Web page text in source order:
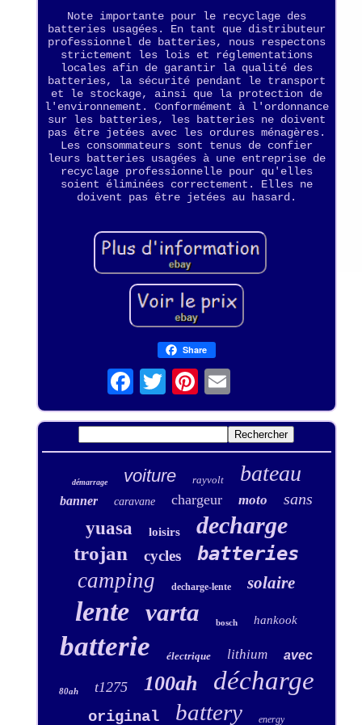
Note importante pour le recyclage des
batteries usagées. En tant que distributeur
professionnel de batteries, nous respectons
strictement les lois et réglementations
locales afin de garantir la qualité des
batteries, la sécurité pendant le transport
et le stockage, ainsi que la protection de
l'environnement. Conformément à l'ordonnance
sur les batteries, les batteries ne doivent
pas être jetées avec les ordures ménagères.
Les consommateurs sont tenus de confier
leurs batteries usagées à une entreprise de
recyclage professionnelle pour qu'elles
soient éliminées correctement. Elles ne
doivent pas être jetées au hasard.
Share
démarrage voiture rayvolt bateau
banner caravane chargeur moto sans
yuasa loisirs decharge
trojan cycles batteries
camping decharge-lente solaire
lente varta bosch hankook
batterie électrique lithium avec
80ah t1275 100ah décharge
original battery energy